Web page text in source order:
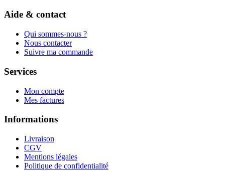
Aide & contact
Qui sommes-nous ?
Nous contacter
Suivre ma commande
Services
Mon compte
Mes factures
Informations
Livraison
CGV
Mentions légales
Politique de confidentialité